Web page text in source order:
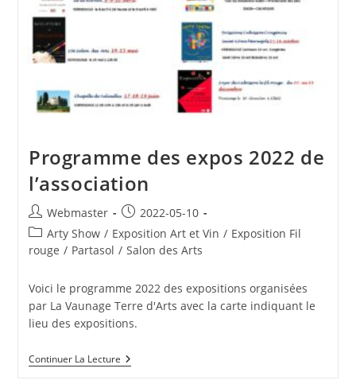
Programme des expos 2022 de
l’association
Auteur/autrice
de
la
publication :
Webmaster
Publication
publiée :
2022-05-10
Post
category:
Arty Show / Exposition Art et Vin / Exposition Fil
rouge / Partasol / Salon des Arts
Voici le programme 2022 des expositions organisées
par La Vaunage Terre d'Arts avec la carte indiquant le
lieu des expositions.
Continuer La LectureProgramme
Des